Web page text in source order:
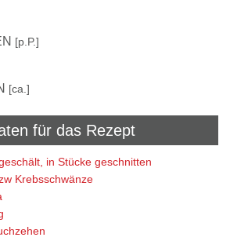
[p.P.]
[ca.]
für das Rezept
in Stücke geschnitten
Krebsschwänze